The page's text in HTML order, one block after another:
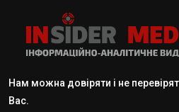
Нам можна довіряти і не
Вас.